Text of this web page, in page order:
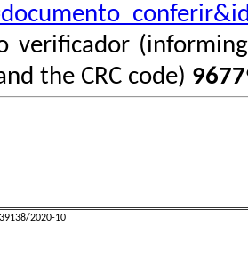
verificador
the CRC code)
2020-10